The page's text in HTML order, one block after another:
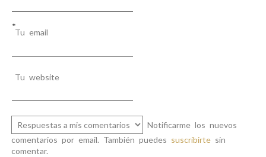
Tu email
*
Tu website
Notificarme los nuevos
comentarios por email. También puedes suscribirte sin
comentar.